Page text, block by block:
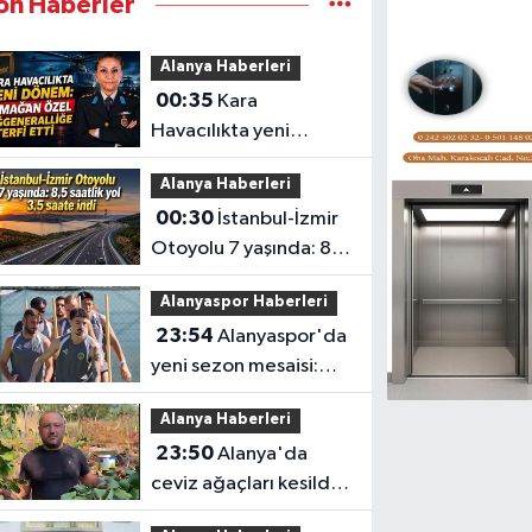
Haberler
Alanya Haberleri
00:35
Havacılıkta yeni
dönem: Armağan
Özel Tuğgeneralliğe
terfi etti
Alanya Haberleri
00:30
Otoyolu 7 yaşında: 8,5
saatlik yol 3,5 saate
indi
Alanyaspor Haberleri
23:54 Alanyaspor'da
yeni sezon mesaisi:
Transferde son durum
Alanya Haberleri
23:50Alanya'da
ceviz ağaçları kesildi,
vatandaş isyan etti